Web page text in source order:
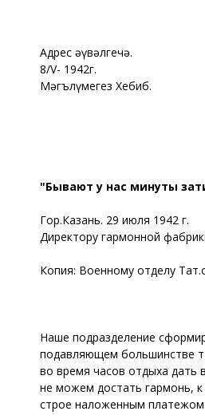
Адрес әүвәлгечә.
8/V- 1942г.
Мәгълүмегез Хебиб.
"Бывают у нас минуты
Гор.Казань. 29 июля 1942 г.
Директору гармонной
Копия: Военному отделу
Наше подразделение
подавляющем большинстве
во время часов отдыха дать
не можем достать гармонь,
строе наложенным платежом.